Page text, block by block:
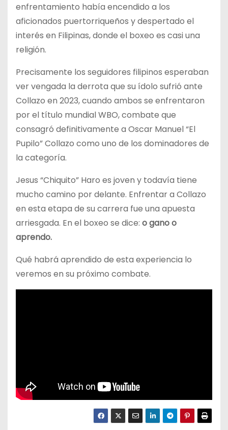
enfrentamiento había encendido a los
aficionados puertorriqueños y despertado el
interés en Filipinas, donde el boxeo es casi una
religión.
Precisamente los seguidores filipinos esperaban
ver vengada la derrota que su ídolo sufrió ante
Collazo en 2023, cuando ambos se enfrentaron
por el título mundial WBO, combate que
consagró definitivamente a Oscar Manuel “El
Pupilo” Collazo como uno de los dominadores de
la categoría.
Jesus “Chiquito” Haro es joven y todavía tiene
mucho camino por delante. Enfrentar a Collazo
en esta etapa de su carrera fue una apuesta
arriesgada. En el boxeo se dice: o gano o
aprendo.
Qué habrá aprendido de esta experiencia lo
veremos en su próximo combate.